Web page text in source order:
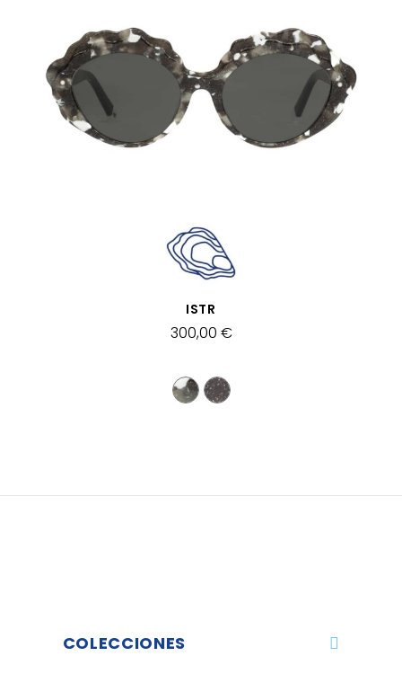
VISTA RÁPIDA
ISTR
300,00 €
COLECCIONES